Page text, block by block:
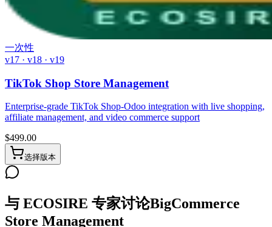
一次性
v17 · v18 · v19
TikTok Shop Store Management
Enterprise-grade TikTok Shop-Odoo integration with live shopping,
affiliate management, and video commerce support
$499.00
选择版本
与 ECOSIRE 专家讨论BigCommerce
Store Management